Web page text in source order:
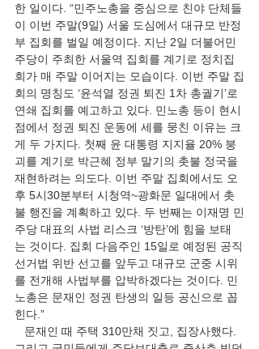
한 일이다. “민주노총을 중심으로 친야 단체들
이 이번 주말(9일) 서울 도심에서 대규모 반정
부 집회를 벌일 예정이다. 지난 2일 더불어민
주당이 주최한 서울역 집회를 계기로 정치집
회가 매 주말 이어지는 모습이다. 이번 주말 집
회의 명칭도 ‘윤석열 정권 퇴진 1차 총궐기’로
연쇄 집회를 예고하고 있다. 민노총 등이 현시
점에서 정권 퇴진 운동에 세를 뭉친 이유는 크
게 두 가지다. 첫째 윤 대통령 지지율 20% 붕
괴를 계기로 박근혜 정부 말기의 촛불 정국을
재현하려는 의도다. 이번 주말 집회에서도 오
후 5시30분부터 시청역~광화문 일대에서 촛
불 행진을 계획하고 있다. 두 번째는 이재명 민
주당 대표의 사법 리스크 ‘방탄’에 힘을 보태
는 것이다. 집회 다음주인 15일로 예정된 공직
선거법 위반 선고를 앞두고 대규모 군중 시위
를 전개해 사법부를 압박하겠다는 것이다. 민
노총은 문재인 정권 탄생의 일등 공신으로 꼽
힌다.”
문재인 때 주택 310만채 짓고, 집장사했다.